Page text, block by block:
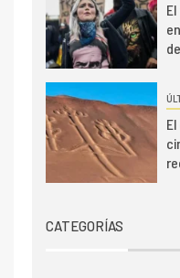
CATEGORÍAS